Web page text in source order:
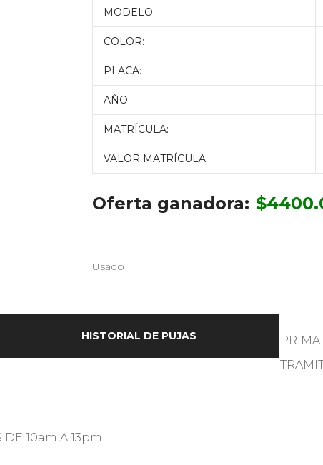
MODELO:
COLOR:
PLACA:
AÑO:
MATRÍCULA:
VALOR MATRÍCULA:
Oferta ganadora: $
Usado
HISTORIAL DE PUJAS
DE 10am A 13pm